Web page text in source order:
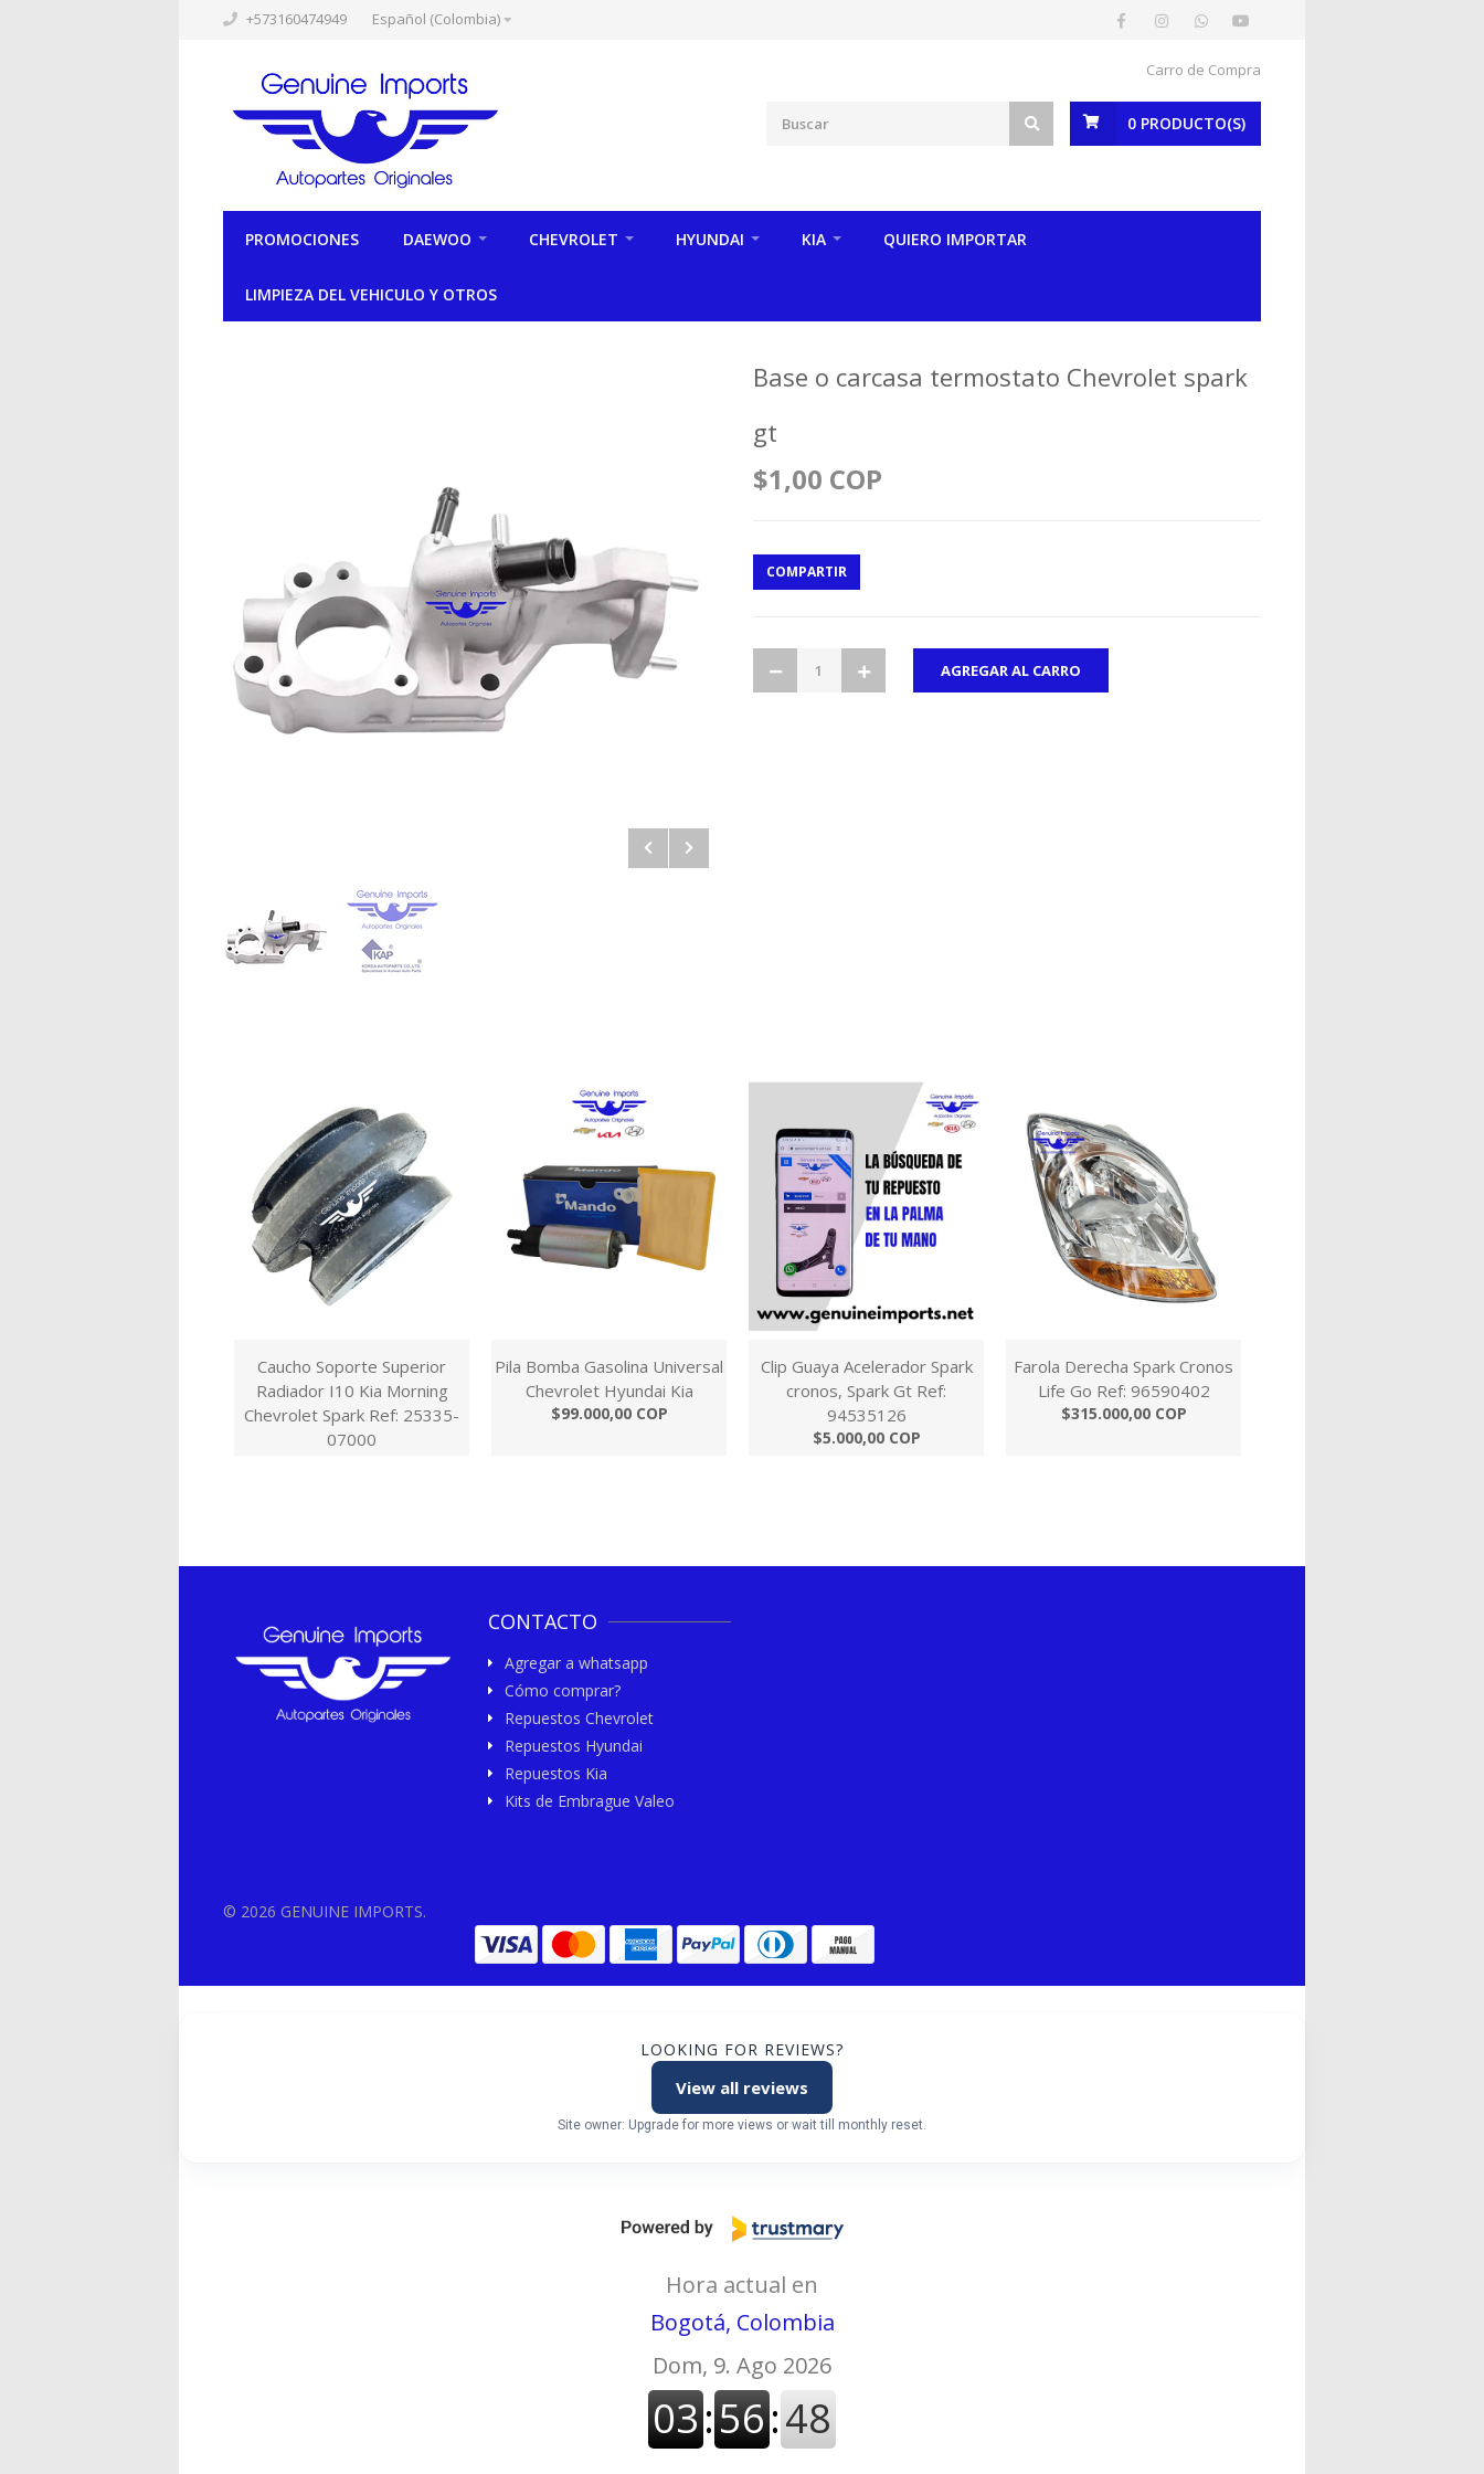
+573160474949 Español (Colombia)
Carro de Compra
0 PRODUCTO(S)
PROMOCIONES DAEWOO CHEVROLET HYUNDAI KIA QUIERO IMPORTAR
LIMPIEZA DEL VEHICULO Y OTROS
Base o carcasa termostato Chevrolet spark
gt
$1,00 COP
COMPARTIR
Caucho Soporte Superior
Radiador I10 Kia Morning
Chevrolet Spark Ref: 25335-
07000
Pila Bomba Gasolina Universal
Chevrolet Hyundai Kia
$99.000,00 COP
Clip Guaya Acelerador Spark
cronos, Spark Gt Ref:
94535126
$5.000,00 COP
Farola Derecha Spark Cronos
Life Go Ref: 96590402
$315.000,00 COP
CONTACTO
Agregar a whatsapp
Cómo comprar?
Repuestos Chevrolet
Repuestos Hyundai
Repuestos Kia
Kits de Embrague Valeo
© 2026 GENUINE IMPORTS.
LOOKING FOR REVIEWS?
View all reviews
Site owner: Upgrade for more views or wait till monthly reset.
Hora actual en
Bogotá, Colombia